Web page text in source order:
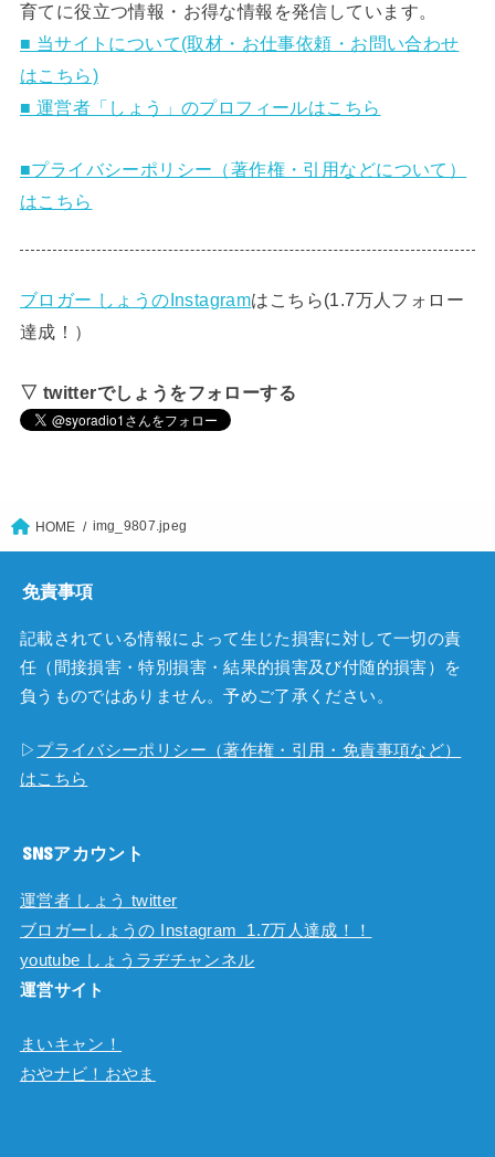
育てに役立つ情報・お得な情報を発信しています。
■ 当サイトについて(取材・お仕事依頼・お問い合わせ
はこちら)
■ 運営者「しょう」のプロフィールはこちら
■プライバシーポリシー（著作権・引用などについて）
はこちら
ブロガー しょうのInstagramはこちら(1.7万人フォロー
達成！）
▽ twitterでしょうをフォローする
HOME img_9807.jpeg
免責事項
記載されている情報によって生じた損害に対して一切の責
任（間接損害・特別損害・結果的損害及び付随的損害）を
負うものではありません。予めご了承ください。
▷ プライバシーポリシー（著作権・引用・免責事項など）
はこちら
SNSアカウント
運営者 しょう twitter
ブロガーしょうの Instagram 1.7万人達成！！
youtube しょうラヂチャンネル
運営サイト
まいキャン！
おやナビ！おやま